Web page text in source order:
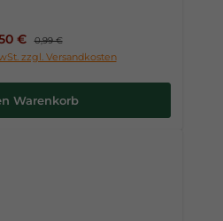
€ Regulärer Preis:
0,99 €
zzgl. Versandkosten
Warenkorb